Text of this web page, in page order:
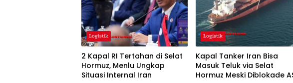
Logistik
2 Kapal RI Tertahan di Selat
Hormuz, Menlu Ungkap
Situasi Internal Iran
Logistik
Kapal Tanker Iran Bisa
Masuk Teluk via Selat
Hormuz Meski Diblokade